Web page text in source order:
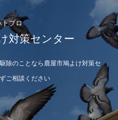
トプロ
対策センター
除のことなら鹿屋市鳩よけ対策セ
ご相談ください